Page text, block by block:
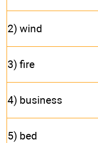
2) wind
3) fire
4) business
5) bed